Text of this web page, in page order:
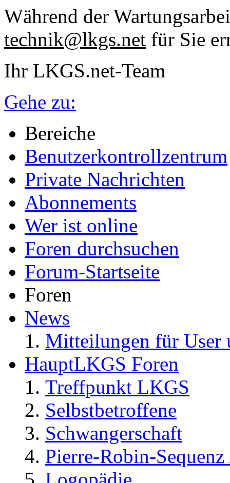
Während der
technik@lkgs.net für Sie
Ihr LKGS.net-Team
Gehe zu:
Bereiche
Benutzerkontrollzentrum
Private Nachrichten
Abonnements
Wer ist online
Foren durchsuchen
Forum-Startseite
Foren
News
Mitteilungen für User
HauptLKGS Foren
Treffpunkt LKGS
Selbstbetroffene
Schwangerschaft
Pierre-Robin-